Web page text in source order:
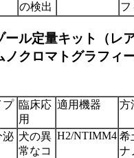
の検出
フ
ール定量キット（レ
クロマトグラフィ
プ 臨床応
用
適用機器 方
泌 犬の異
常なコ
H2/NTIMM4 希
ナ